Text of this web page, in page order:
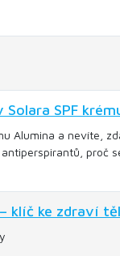
Solara SPF
Alumina a nevíte,
proč
klíč ke zdraví